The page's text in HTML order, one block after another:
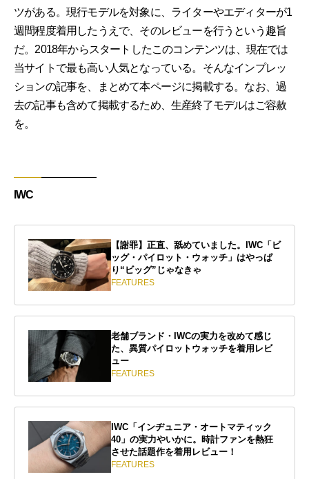
ツがある。現行モデルを対象に、ライターやエディターが1
週間程度着用したうえで、そのレビューを行うという趣旨
だ。2018年からスタートしたこのコンテンツは、現在では
当サイトで最も高い人気となっている。そんなインプレッ
ションの記事を、まとめて本ページに掲載する。なお、過
去の記事も含めて掲載するため、生産終了モデルはご容赦
を。
IWC
【謝罪】正直、舐めていました。IWC「ビ
ッグ・パイロット・ウォッチ」はやっぱ
り“ビッグ”じゃなきゃ
FEATURES
老舗ブランド・IWCの実力を改めて感じ
た、異質パイロットウォッチを着用レビ
ュー
FEATURES
IWC「インヂュニア・オートマティック
40」の実力やいかに。時計ファンを熱狂
させた話題作を着用レビュー！
FEATURES